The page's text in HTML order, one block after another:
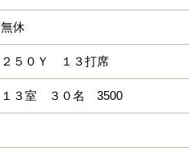
無休
２５０Ｙ １３打席
１３室 ３０名 3500